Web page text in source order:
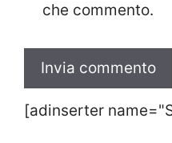
che commento.
[adinserter